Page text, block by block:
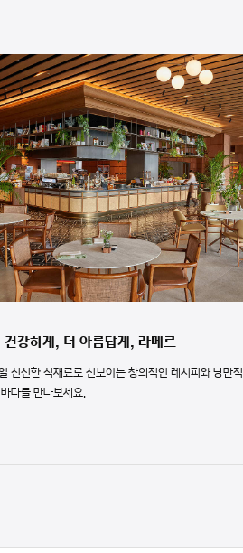
건강하게, 더 아름답게, 라메르
신선한 식재료로 선보이는 창의적인 레시피와 낭만적
다를 만나보세요.